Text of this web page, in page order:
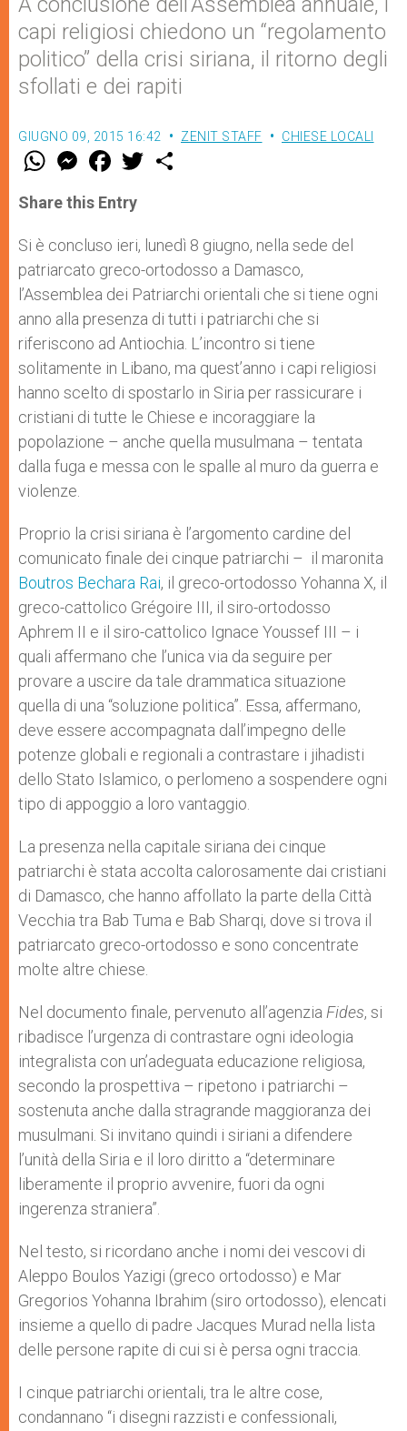
capi religiosi chiedono un “regolamento
politico” della crisi siriana, il ritorno degli
sfollati e dei rapiti
GIUGNO 09, 2015 16:42 ZENIT STAFF CHIESE LOCALI
W
t
s
p
p
M
e
s
e
g
e
r
F
a
e
b
o
k
w
r
Share this Entry
Si è concluso ieri, lunedì 8 giugno, nella sede del
patriarcato greco-ortodosso a Damasco,
l’Assemblea dei Patriarchi orientali che si tiene ogni
anno alla presenza di tutti i patriarchi che si
riferiscono ad Antiochia. L’incontro si tiene
solitamente in Libano, ma quest’anno i capi religiosi
hanno scelto di spostarlo in Siria per rassicurare i
cristiani di tutte le Chiese e incoraggiare la
popolazione – anche quella musulmana – tentata
dalla fuga e messa con le spalle al muro da guerra e
violenze.
Proprio la crisi siriana è l’argomento cardine del
comunicato finale dei cinque patriarchi – il maronita
Boutros Bechara Rai, il greco-ortodosso Yohanna X, il
greco-cattolico Grégoire III, il siro-ortodosso
Aphrem II e il siro-cattolico Ignace Youssef III – i
quali affermano che l’unica via da seguire per
provare a uscire da tale drammatica situazione
quella di una “soluzione politica”. Essa, affermano,
deve essere accompagnata dall’impegno delle
potenze globali e regionali a contrastare i jihadisti
dello Stato Islamico, o perlomeno a sospendere ogni
tipo di appoggio a loro vantaggio.
La presenza nella capitale siriana dei cinque
patriarchi è stata accolta calorosamente dai cristiani
di Damasco, che hanno affollato la parte della Città
Vecchia tra Bab Tuma e Bab Sharqi, dove si trova il
patriarcato greco-ortodosso e sono concentrate
molte altre chiese.
Nel documento finale, pervenuto all’agenzia Fides, si
ribadisce l’urgenza di contrastare ogni ideologia
integralista con un’adeguata educazione religiosa,
secondo la prospettiva – ripetono i patriarchi –
sostenuta anche dalla stragrande maggioranza dei
musulmani. Si invitano quindi i siriani a difendere
l’unità della Siria e il loro diritto a “determinare
liberamente il proprio avvenire, fuori da ogni
ingerenza straniera”.
Nel testo, si ricordano anche i nomi dei vescovi di
Aleppo Boulos Yazigi (greco ortodosso) e Mar
Gregorios Yohanna Ibrahim (siro ortodosso), elencati
insieme a quello di padre Jacques Murad nella lista
delle persone rapite di cui si è persa ogni traccia.
I cinque patriarchi orientali, tra le altre cose,
condannano “i disegni razzisti e confessionali,